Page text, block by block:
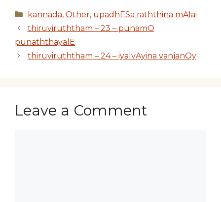
Categories
kannada, Other, upadhESa raththina mAlai
thiruviruththam – 23 – punamO
punaththayalE
thiruviruththam – 24 – iyalvAyina vanjanOy
Leave a Comment